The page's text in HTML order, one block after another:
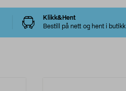
Klikk&Hent
Bestill på nett og hent i butikk